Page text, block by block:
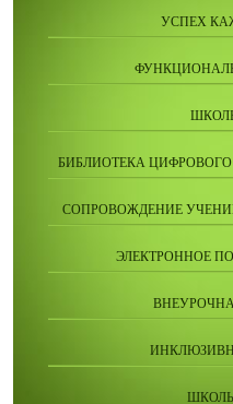
УСПЕХ
БИБЛИОТЕКА ЦИФРОВОГО
СОПРОВОЖДЕНИЕ
ЭЛЕКТРОННОЕ